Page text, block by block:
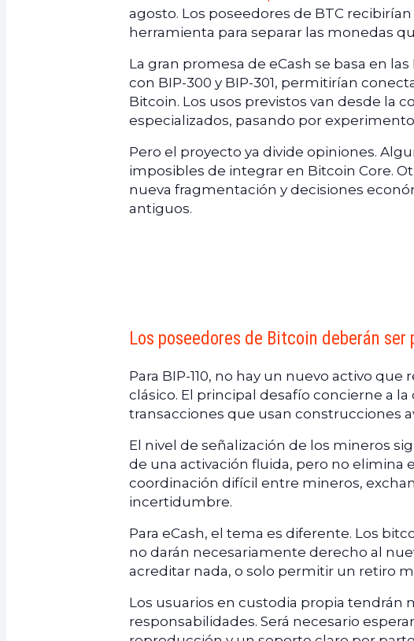
agosto. Los poseedores de BTC
herramienta para separar las monedas
La gran promesa de eCash se basa en
con BIP-300 y BIP-301, permitirían
Bitcoin. Los usos previstos van desde la
especializados, pasando por
Pero el proyecto ya divide opiniones.
imposibles de integrar en Bitcoin Core.
nueva fragmentación y decisiones
antiguos.
Los poseedores de Bitcoin deberán ser
Para BIP-110, no hay un nuevo activo
clásico. El principal desafío concierne a
transacciones que usan construcciones
El nivel de señalización de los mineros
de una activación fluida, pero no elimina
coordinación difícil entre mineros,
incertidumbre.
Para eCash, el tema es diferente. Los
no darán necesariamente derecho al
acreditar nada, o solo permitir un retiro
Los usuarios en custodia propia tendrán
responsabilidades. Será necesario